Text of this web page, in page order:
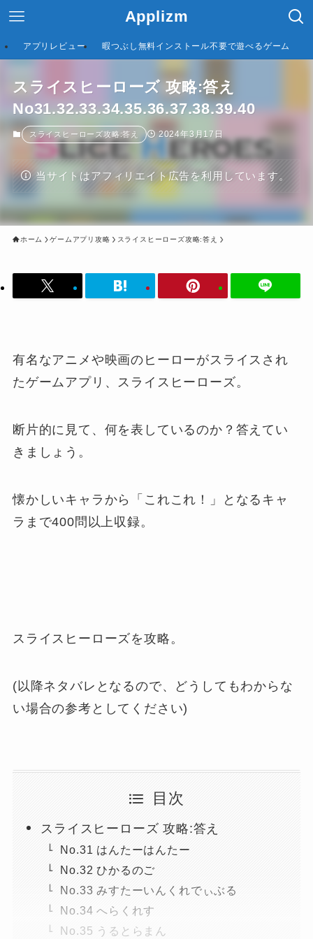
Applizm
アプリレビュー 暇つぶし無料インストール不要で遊べるゲーム
スライスヒーローズ 攻略:答え
No31.32.33.34.35.36.37.38.39.40
スライスヒーローズ攻略:答え 2024年3月17日
当サイトはアフィリエイト広告を利用しています。
ホーム ゲームアプリ攻略 スライスヒーローズ攻略:答え
有名なアニメや映画のヒーローがスライスされ
たゲームアプリ、スライスヒーローズ。
断片的に見て、何を表しているのか？答えてい
きましょう。
懐かしいキャラから「これこれ！」となるキャ
ラまで400問以上収録。
スライスヒーローズを攻略。
(以降ネタバレとなるので、どうしてもわからな
い場合の参考としてください)
目次
スライスヒーローズ 攻略:答え
No.31 はんたーはんたー
No.32 ひかるのご
No.33 みすたーいんくれでぃぶる
No.34 へらくれす
No.35 うるとらまん